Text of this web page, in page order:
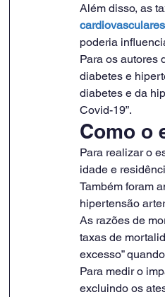
Além disso, as
cardiovasculares
poderia
Para os autores
diabetes e
diabetes e da
Covid-19”.
Como o
Para realizar o
idade e
Também foram
hipertensão
As razões de
taxas de
excesso”
Para medir o
excluindo os